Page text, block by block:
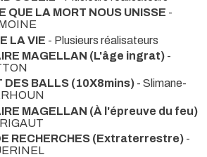
QUE LA MORT NOUS UNISSE -
LA VIE - Plusieurs réalisateurs
MAGELLAN (L'âge ingrat) -
DES BALLS (10X8mins) - Slimane-
MAGELLAN (À l'épreuve du feu)
RECHERCHES (Extraterrestre) -